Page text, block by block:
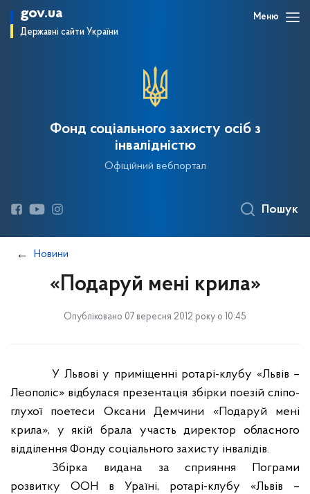
gov.ua
Державні сайти України
Меню
Фонд соціального захисту осіб з
інвалідністю
Офіційний вебпортал
Пошук
Новини
«Подаруй мені крила»
Опубліковано 07 вересня 2012 року о 10:45
У Львові у приміщенні ротарі-клубу «Львів –
Леополіс» відбулася презентація збірки поезій сліпо-
глухої поетеси Оксани Демчини «Подаруй мені
крила», у якій брала участь директор обласного
відділення Фонду соціального захисту інвалідів.
Збірка видана за сприяння Пограми
розвитку ООН в Ураїні, ротарі-клубу «Львів –